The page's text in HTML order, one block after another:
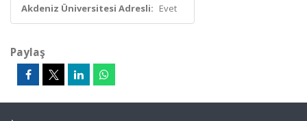
Akdeniz Üniversitesi Adresli: Evet
Paylaş